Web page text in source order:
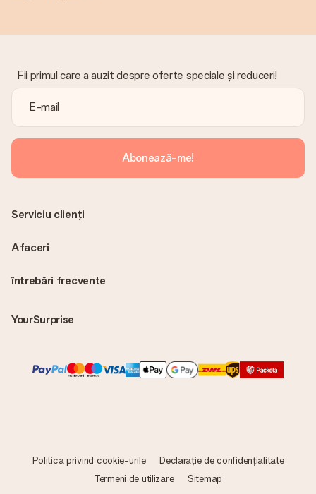
Fii primul care a auzit despre oferte speciale și reduceri!
Abonează-me!
întrebări frecvente
YourSurprise
Serviciu clienți
Afaceri
Politica privind cookie-urile
Declarație de confidențialitate
Termeni de utilizare
Sitemap